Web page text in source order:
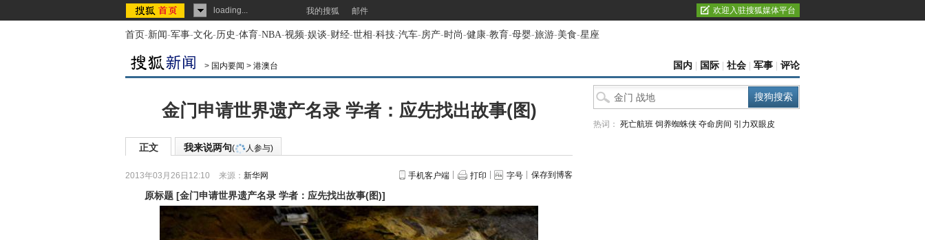
loading... 我的搜狐 邮件 欢迎入驻搜狐媒体平台
首页-新闻-军事-文化-历史-体育-NBA-视频-娱谈-财经-世相-科技-汽车-房产-时尚-健康-教育-母婴-旅游-美食-星座
> 国内要闻 > 港澳台 国内 国际 社会 军事 评论
金门申请世界遗产名录 学者：应先找出故事(图)
正文 我来说两句( 人参与)
2013年03月26日12:10 来源： 新华网 手机客户端 打印 字号 保存到博客
原标题 [金门申请世界遗产名录 学者：应先找出故事(图)]
热词： 死亡航班 饲养蜘蛛侠 夺命房间 引力双眼皮